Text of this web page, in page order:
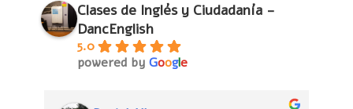
Clases de Inglés y Ciudadanía -
DancEnglish
5.0
powered by Google